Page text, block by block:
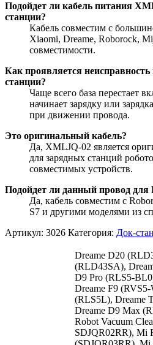
Подойдет ли кабель питания
станции?
Кабель совместим с
Xiaomi, Dreame, Roborock,
совместимости.
Как проявляется
станции?
Чаще всего база перестает
начинает зарядку или
при движении провода.
Это оригинальный кабель?
Да, XMLJQ-02 является
для зарядных станций
совместимых устройств.
Подойдет ли данный провод для
Да, кабель совместим с
S7 и другими моделями из
Артикул: 3026 Категория: Док-
Dreame D20
(RLD43SA),
D9 Pro (RLS5-
Dreame F9
(RLS5L), Dreame
Drеаmе D9 Max
Robot Vacuum
SDJQR02RR), Mi